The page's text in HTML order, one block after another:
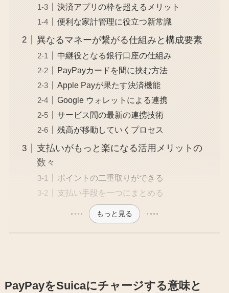
決済アプリの枠を超えるメリット
便利な家計管理に役立つ新常識
異なるマネーが繋がる仕組みと構成要素
中継役となる銀行口座の仕組み
PayPayカードを間に挟む方法
Apple Payが果たす決済機能
Google ウォレットによる連携
サービス間の最新の連携技術
残高が移動していくプロセス
支払いがもっと楽になる活用メリットの
数々
ポイントの二重取りができる
支払い手段を一つにまとめる
もっと見る
PayPayをSuicaにチャージする意味と